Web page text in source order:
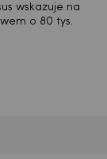
wskazuje na
o 80 tys.